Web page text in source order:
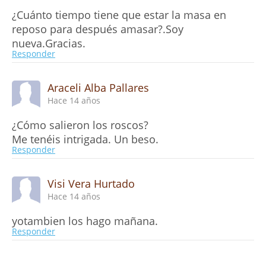
¿Cuánto tiempo tiene que estar la masa en
reposo para después amasar?.Soy
nueva.Gracias.
Responder
Araceli Alba Pallares
Hace 14 años
¿Cómo salieron los roscos?
Me tenéis intrigada. Un beso.
Responder
Visi Vera Hurtado
Hace 14 años
yotambien los hago mañana.
Responder